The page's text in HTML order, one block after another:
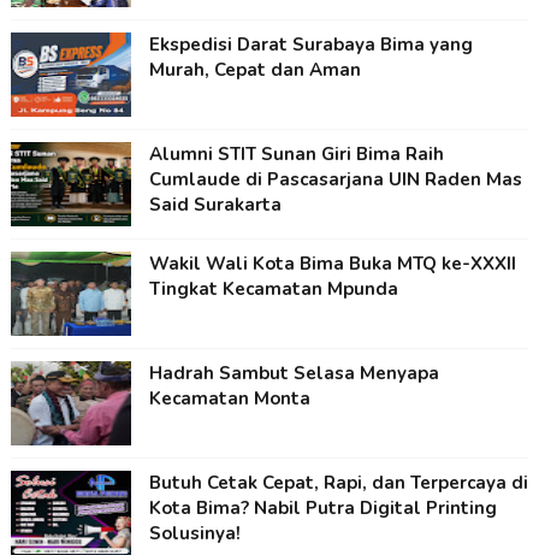
Ekspedisi Darat Surabaya Bima yang
Murah, Cepat dan Aman
Alumni STIT Sunan Giri Bima Raih
Cumlaude di Pascasarjana UIN Raden Mas
Said Surakarta
Wakil Wali Kota Bima Buka MTQ ke-XXXII
Tingkat Kecamatan Mpunda
Hadrah Sambut Selasa Menyapa
Kecamatan Monta
Butuh Cetak Cepat, Rapi, dan Terpercaya di
Kota Bima? Nabil Putra Digital Printing
Solusinya!